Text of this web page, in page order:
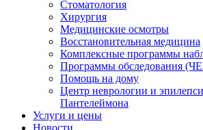
Стоматология
Хирургия
Медицинские осмотры
Восстановительная медицина
Комплексные программы
Программы обследования
Помощь на дому
Центр неврологии и
Пантелеймона
Услуги и цены
Новости